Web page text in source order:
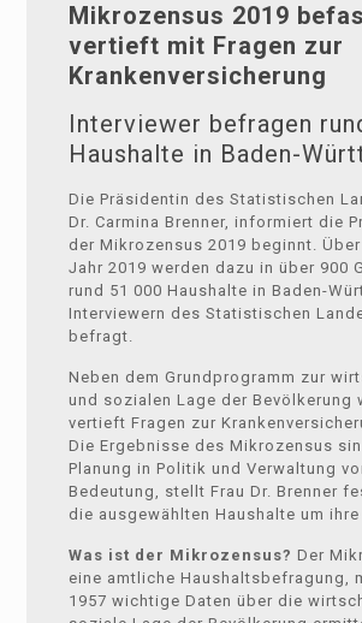
Mikrozensus 2019
vertieft mit Fragen zur
Krankenversicherung
Interviewer befragen
Haushalte in Baden-
Die Präsidentin des Statistischen
Dr. Carmina Brenner, informiert die
der Mikrozensus 2019 beginnt.
Jahr 2019 werden dazu in über 900
rund 51 000 Haushalte in Baden-
Interviewern des Statistischen
befragt.
Neben dem Grundprogramm zur
und sozialen Lage der Bevölkerung
vertieft Fragen zur
Die Ergebnisse des Mikrozensus
Planung in Politik und Verwaltung
Bedeutung, stellt Frau Dr. Brenner
die ausgewählten Haushalte um
Was ist der Mikrozensus? Der
eine amtliche Haushaltsbefragung,
1957 wichtige Daten über die